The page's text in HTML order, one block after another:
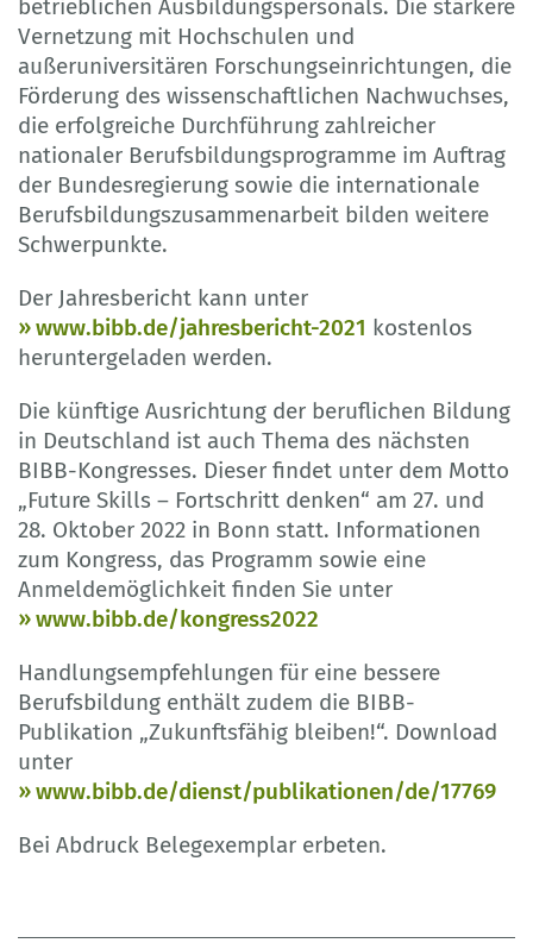
betrieblichen Ausbildungspersonals. Die stärkere
Vernetzung mit Hochschulen und
außeruniversitären Forschungseinrichtungen, die
Förderung des wissenschaftlichen Nachwuchses,
die erfolgreiche Durchführung zahlreicher
nationaler Berufsbildungsprogramme im Auftrag
der Bundesregierung sowie die internationale
Berufsbildungszusammenarbeit bilden weitere
Schwerpunkte.
Der Jahresbericht kann unter
www.bibb.de/jahresbericht-2021 kostenlos
heruntergeladen werden.
Die künftige Ausrichtung der beruflichen Bildung
in Deutschland ist auch Thema des nächsten
BIBB-Kongresses. Dieser findet unter dem Motto
„Future Skills – Fortschritt denken“ am 27. und
28. Oktober 2022 in Bonn statt. Informationen
zum Kongress, das Programm sowie eine
Anmeldemöglichkeit finden Sie unter
www.bibb.de/kongress2022
Handlungsempfehlungen für eine bessere
Berufsbildung enthält zudem die BIBB-
Publikation „Zukunftsfähig bleiben!“. Download
unter
www.bibb.de/dienst/publikationen/de/17769
Bei Abdruck Belegexemplar erbeten.